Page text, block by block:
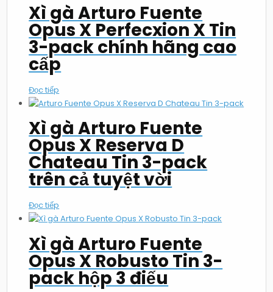
Xì gà Arturo Fuente
Opus X Perfecxion X Tin
3-pack chính hãng cao
cấp
Đọc tiếp
Xì gà Arturo Fuente
Opus X Reserva D
Chateau Tin 3-pack
trên cả tuyệt vời
Đọc tiếp
Xì gà Arturo Fuente
Opus X Robusto Tin 3-
pack hộp 3 điếu